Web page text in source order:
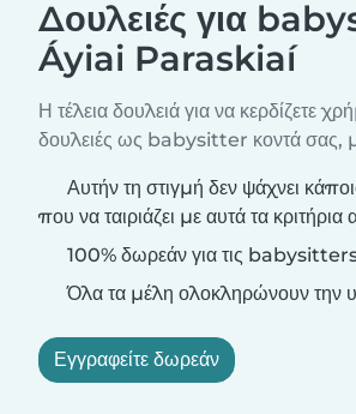
Δουλειές για
Áyiai Paraskiaí
Η τέλεια δουλειά για να κερδίζετε
δουλειές ως babysitter κοντά σας,
Αυτήν τη στιγμή δεν ψάχνει
που να ταιριάζει με αυτά τα κριτήρια
100% δωρεάν για τις
Όλα τα μέλη ολοκληρώνουν την
Εγγραφείτε δωρεάν